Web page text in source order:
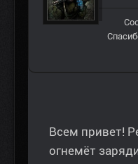
Всем привет!
огнемёт